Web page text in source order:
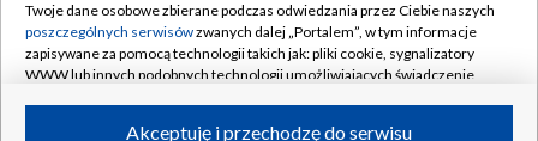
Rada Programowa
System NOS
Informacje o nadawcy
Kontakt
Kanały
Twoje dane osobowe zbierane podczas odwiedzania przez Ciebie naszych
poszczególnych serwisówzwanych dalej „Portalem”, w tym informacje
zapisywane za pomocą technologii takich jak: pliki cookie, sygnalizatory
WWW lub innych podobnych technologii umożliwiających świadczenie
Akceptuję i przechodzę do serwisu